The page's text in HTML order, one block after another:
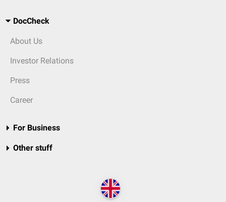
DocCheck
About Us
Investor Relations
Press
Career
For Business
Other stuff